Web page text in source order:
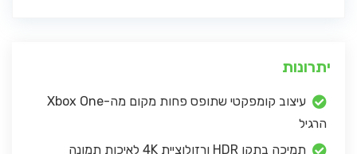
יתרונות
עיצוב קומפקטי שתופס פחות מקום מה-Xbox One
הרגיל
תמיכה בתקן HDR ורזולוציית 4K לאיכות תמונה